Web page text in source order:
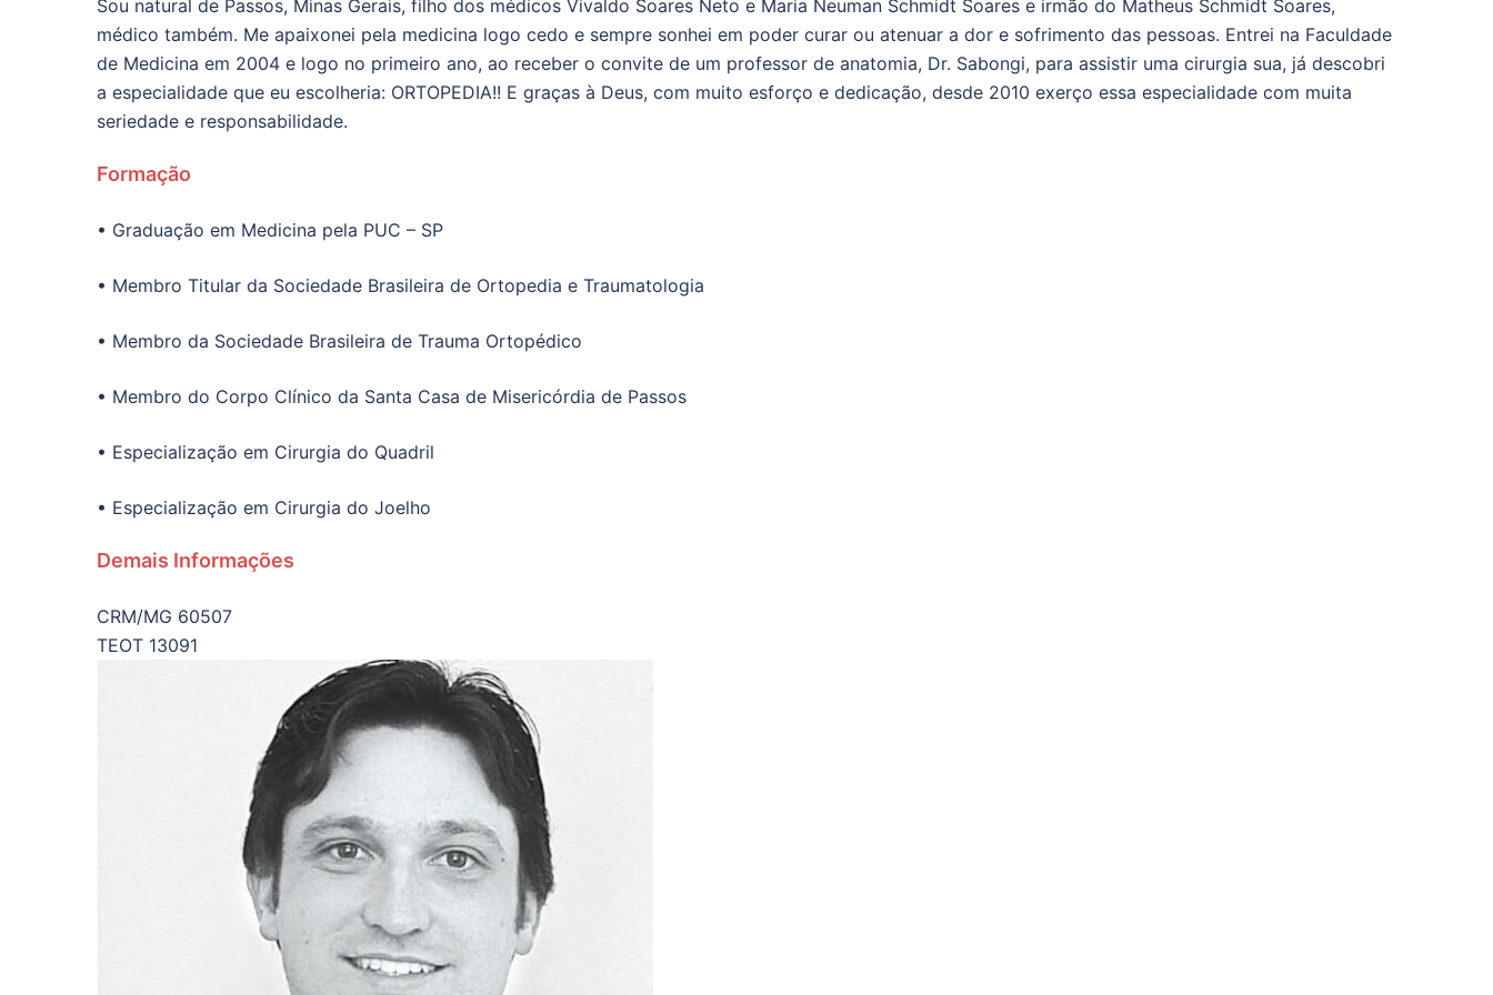
Sou natural de Passos, Minas Gerais, filho dos médicos Vivaldo Soares Neto e Maria Neuman Schmidt Soares e irmão do Matheus Schmidt Soares,
médico também. Me apaixonei pela medicina logo cedo e sempre sonhei em poder curar ou atenuar a dor e sofrimento das pessoas. Entrei na Faculdade
de Medicina em 2004 e logo no primeiro ano, ao receber o convite de um professor de anatomia, Dr. Sabongi, para assistir uma cirurgia sua, já descobri
a especialidade que eu escolheria: ORTOPEDIA!! E graças à Deus, com muito esforço e dedicação, desde 2010 exerço essa especialidade com muita
seriedade e responsabilidade.
Formação
• Graduação em Medicina pela PUC – SP
• Membro Titular da Sociedade Brasileira de Ortopedia e Traumatologia
• Membro da Sociedade Brasileira de Trauma Ortopédico
• Membro do Corpo Clínico da Santa Casa de Misericórdia de Passos
• Especialização em Cirurgia do Quadril
• Especialização em Cirurgia do Joelho
Demais Informações
CRM/MG 60507
TEOT 13091